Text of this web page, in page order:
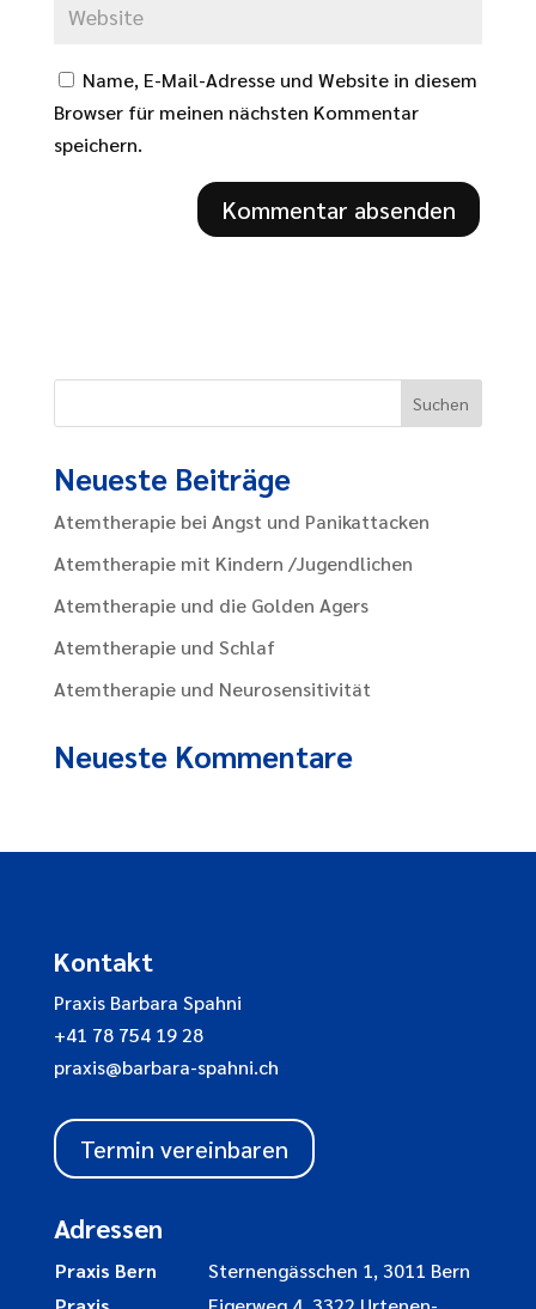
Name, E-Mail-Adresse und Website in diesem
Browser für meinen nächsten Kommentar
speichern.
Neueste Beiträge
Atemtherapie bei Angst und Panikattacken
Atemtherapie mit Kindern /Jugendlichen
Atemtherapie und die Golden Agers
Atemtherapie und Schlaf
Atemtherapie und Neurosensitivität
Neueste Kommentare
Kontakt
Praxis Barbara Spahni
+41 78 754 19 28
praxis@barbara-spahni.ch
Termin vereinbaren
Adressen
Praxis Bern
Sternengässchen 1, 3011 Bern